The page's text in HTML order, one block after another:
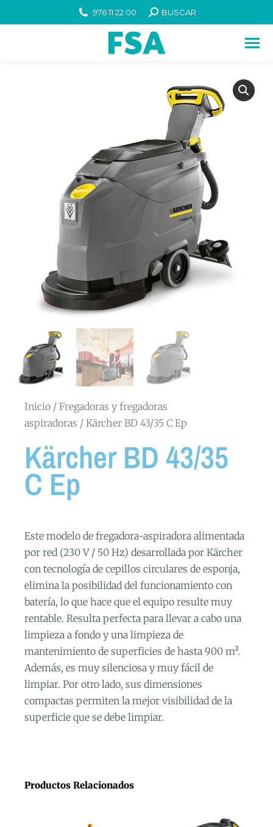
976 11 22 00 BUSCAR
Inicio / Fregadoras y fregadoras
aspiradoras / Kärcher BD 43/35 C Ep
Kärcher BD 43/35
C Ep
Este modelo de fregadora-aspiradora alimentada
por red (230 V / 50 Hz) desarrollada por Kärcher
con tecnología de cepillos circulares de esponja,
elimina la posibilidad del funcionamiento con
batería, lo que hace que el equipo resulte muy
rentable. Resulta perfecta para llevar a cabo una
limpieza a fondo y una limpieza de
mantenimiento de superficies de hasta 900 m².
Además, es muy silenciosa y muy fácil de
limpiar. Por otro lado, sus dimensiones
compactas permiten la mejor visibilidad de la
superficie que se debe limpiar.
Productos Relacionados